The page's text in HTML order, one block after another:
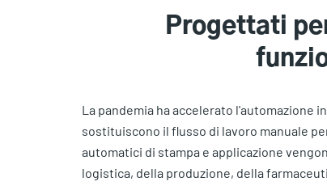
Progettati
La pandemia ha accelerato
sostituiscono il flusso di lavoro manuale
automatici di stampa e applicazione
logistica, della produzione, della